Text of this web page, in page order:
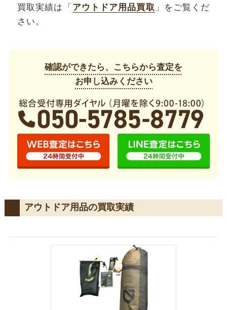
買取実績は「 アウトドア用品買取 」をご覧くだ
さい。
確認ができたら、こちらから査定を
お申し込みください
アウトドア用品の買取実績